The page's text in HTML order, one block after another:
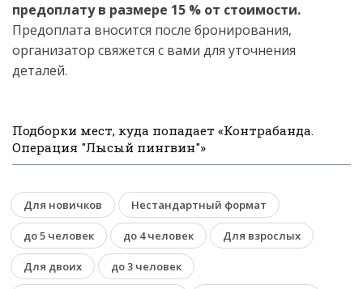
предоплату в размере 15 % от стоимости.
Предоплата вносится после бронирования,
организатор свяжется с вами для уточнения
деталей.
Подборки мест, куда попадает «Контрабанда.
Операция "Лысый пингвин"»
Для новичков Нестандартный формат
до 5 человек до 4 человек Для взрослых
Для двоих до 3 человек